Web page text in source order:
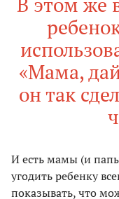
«Мама,
он так
И есть мамы (и
угодить ребенку
показывать, что